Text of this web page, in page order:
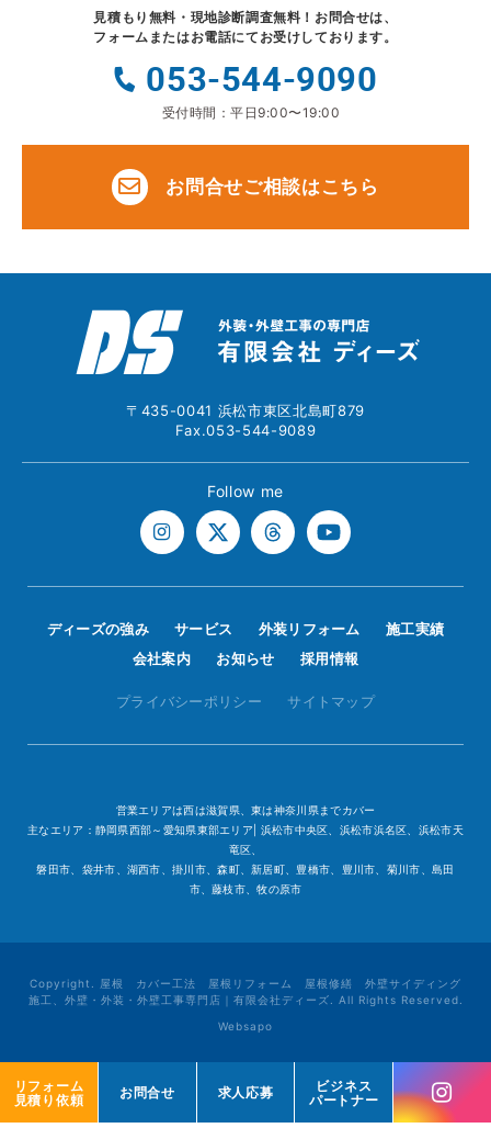
リフォーム
見積り依頼
お問合せ 求人応募
ビジネス
パートナー
リフォーム
見積り依頼
お問合せ 求人応募
ビジネス
パートナー
見積もり無料・現地診断調査無料！ お問合せは、
フォームまたはお電話にてお受けしております。
053-544-9090
受付時間：平日9:00〜19:00
お問合せご相談はこちら
〒435-0041 浜松市東区北島町879
Fax.053-544-9089
Follow me
ディーズの強み サービス 外装リフォーム
施工実績
会社案内
お知らせ 採用情報
プライバシーポリシー サイトマップ
営業エリアは西は滋賀県、東は神奈川県までカバー
主なエリア：静岡県西部～愛知県東部エリア| 浜松市中央区、浜松市浜名区、浜松市天
竜区、
磐田市、袋井市、湖西市、掛川市、森町、新居町、豊橋市、豊川市、菊川市、島田
市、藤枝市、牧の原市
Copyright. 屋根 カバー工法 屋根リフォーム 屋根修繕 外壁サイディング
施工、外壁・外装・外壁工事専門店｜有限会社ディーズ. All Rights Reserved.
Websapo